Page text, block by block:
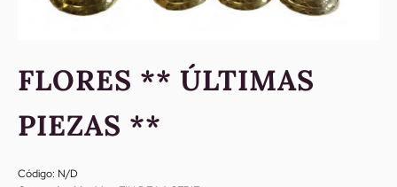
FLORES ** ÚLTIMAS
PIEZAS **
Código: N/D